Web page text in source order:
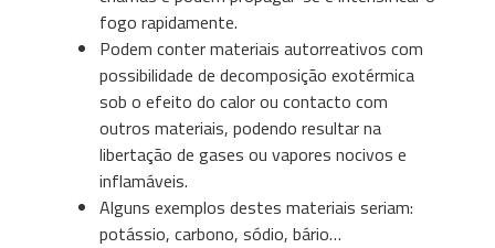
fogo rapidamente.
Podem conter materiais autorreativos com
possibilidade de decomposição exotérmica
sob o efeito do calor ou contacto com
outros materiais, podendo resultar na
libertação de gases ou vapores nocivos e
inflamáveis.
Alguns exemplos destes materiais seriam:
potássio, carbono, sódio, bário…